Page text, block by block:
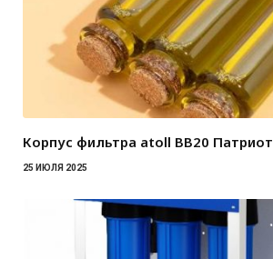
Корпус фильтра atoll BB20 Патриот
25 ИЮЛЯ 2025